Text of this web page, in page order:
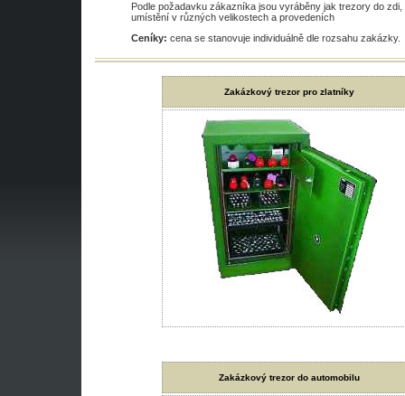
Podle požadavku zákazníka jsou vyráběny jak trezory do
umístění v různých velikostech a provedeních
Ceníky: cena se stanovuje individuálně dle rozsahu zakázky.
Zakázkový trezor pro zlatníky
Zakázkový trezor do automobilu